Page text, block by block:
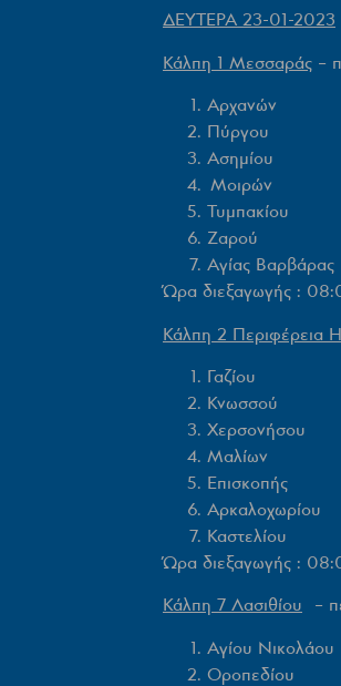
ΔΕΥΤΕΡΑ 23-01-2023
Κάλπη 1 Μεσσαράς –
Αρχανών
Πύργου
Ασημίου
Μοιρών
Τυμπακίου
Ζαρού
Αγίας Βαρβάρας
Ώρα διεξαγωγής :
Κάλπη 2 Περιφέρεια
Γαζίου
Κνωσσού
Χερσονήσου
Μαλίων
Επισκοπής
Αρκαλοχωρίου
Καστελίου
Ώρα διεξαγωγής :
Κάλπη 7 Λασιθίου –
Αγίου Νικολάου
Οροπεδίου